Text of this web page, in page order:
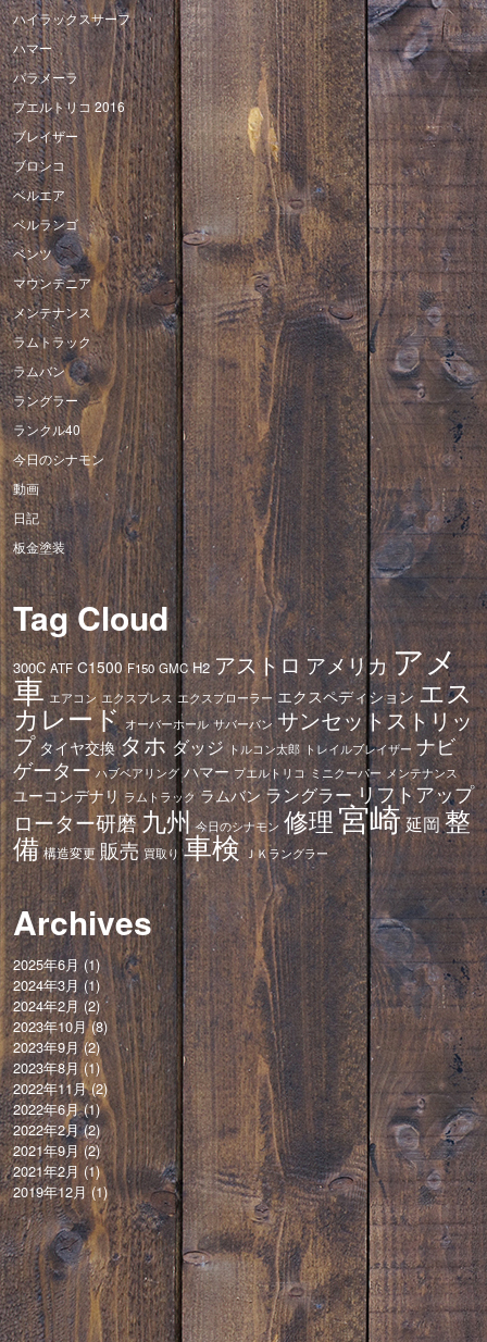
ハイラックスサーフ
ハマー
パラメーラ
プエルトリコ 2016
ブレイザー
ブロンコ
ベルエア
ベルランゴ
ベンツ
マウンテニア
メンテナンス
ラムトラック
ラムバン
ラングラー
ランクル40
今日のシナモン
動画
日記
板金塗装
Tag Cloud
300C ATF C1500 F150 GMC H2 アストロ アメリカアメ
車 エアコン エクスプレス エクスプローラー エクスペディション エス
カレード オーバーホール サバーバン サンセットストリッ
プ タイヤ交換タホ ダッジ トルコン太郎 トレイルブレイザー ナビ
ゲーター ハブベアリング ハマー プエルトリコ ミニクーパー メンテナンス
ユーコンデナリ ラムトラック ラムバン ラングラー リフトアップ
ローター研磨九州 今日のシナモン 修理宮崎延岡整
備 構造変更 販売 買取り 車検 ＪＫラングラー
Archives
2025年6月(1)
2024年3月(1)
2024年2月(2)
2023年10月(8)
2023年9月(2)
2023年8月(1)
2022年11月(2)
2022年6月(1)
2022年2月(2)
2021年9月(2)
2021年2月 (1)
2019年12月(1)